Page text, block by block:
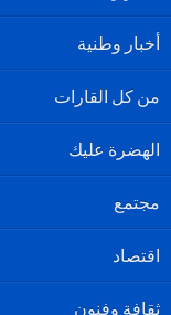
أخبار وطنية
من كل القارات
الهضرة عليك
مجتمع
اقتصاد
ثقافة وفنون